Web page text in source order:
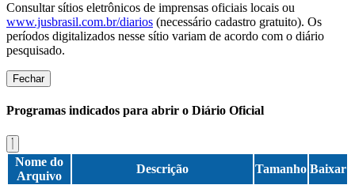
Consultar sítios eletrônicos de imprensas oficiais locais ou
www.jusbrasil.com.br/diarios (necessário cadastro gratuito). Os
períodos digitalizados nesse sítio variam de acordo com o diário
pesquisado.
Fechar
Programas indicados para abrir o Diário Oficial
Nome do
Arquivo
Descrição Tamanho Baixar